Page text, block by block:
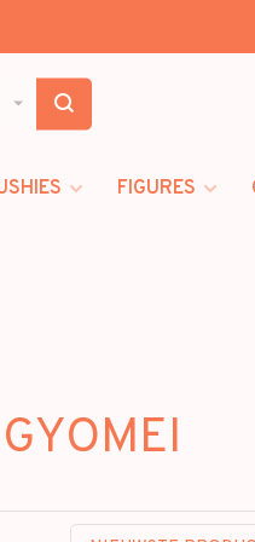
FIGURES